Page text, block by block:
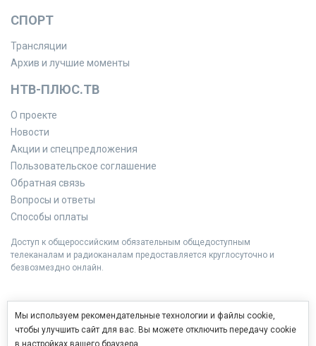
СПОРТ
Трансляции
Архив и лучшие моменты
НТВ-ПЛЮС.ТВ
О проекте
Новости
Акции и спецпредложения
Пользовательское соглашение
Обратная связь
Вопросы и ответы
Способы оплаты
Доступ к общероссийским обязательным общедоступным
телеканалам и радиоканалам предоставляется круглосуточно и
безвозмездно онлайн.
Мы используем рекомендательные технологии и файлы cookie,
чтобы улучшить сайт для вас. Вы можете отключить передачу cookie
в настройках вашего браузера